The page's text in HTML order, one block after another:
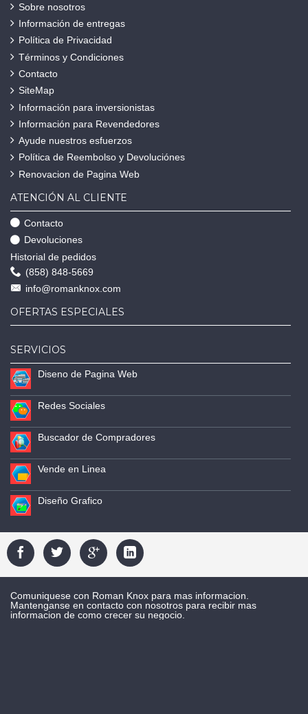
Sobre nosotros
Información de entregas
Política de Privacidad
Términos y Condiciones
Contacto
SiteMap
Información para inversionistas
Información para Revendedores
Ayude nuestros esfuerzos
Política de Reembolso y Devoluciónes
Renovacion de Pagina Web
ATENCIÓN AL CLIENTE
Contacto
Devoluciones
Historial de pedidos
(858) 848-5669
info@romanknox.com
OFERTAS ESPECIALES
SERVICIOS
Diseno de Pagina Web
Redes Sociales
Buscador de Compradores
Vende en Linea
Diseño Grafico
Comuniquese con Roman Knox para mas informacion.
Mantenganse en contacto con nosotros para recibir mas
informacion de como crecer su negocio.